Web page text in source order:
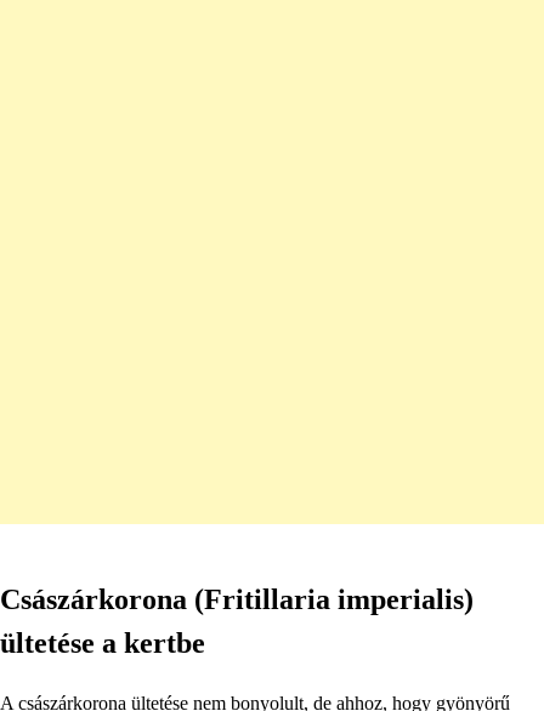
Császárkorona (Fritillaria imperialis)
ültetése a kertbe
A császárkorona ültetése nem bonyolult, de ahhoz, hogy gyönyörű